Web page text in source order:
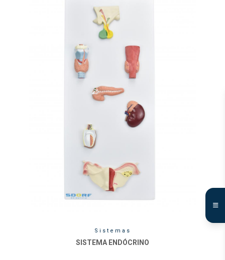
Sistemas
SISTEMA ENDÓCRINO